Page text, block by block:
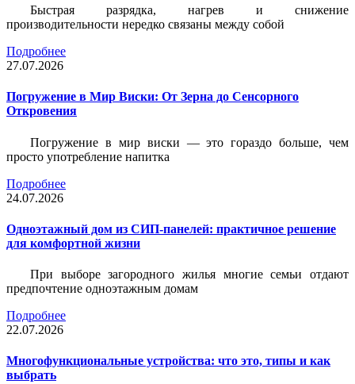
Быстрая разрядка, нагрев и снижение
производительности нередко связаны между собой
Подробнее
27.07.2026
Погружение в Мир Виски: От Зерна до Сенсорного
Откровения
Погружение в мир виски — это гораздо больше, чем
просто употребление напитка
Подробнее
24.07.2026
Одноэтажный дом из СИП-панелей: практичное решение
для комфортной жизни
При выборе загородного жилья многие семьи отдают
предпочтение одноэтажным домам
Подробнее
22.07.2026
Многофункциональные устройства: что это, типы и как
выбрать